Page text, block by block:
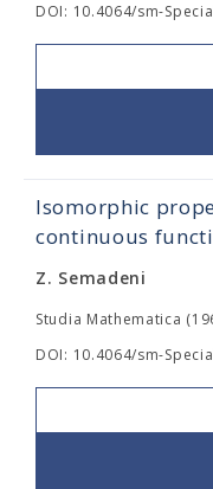
DOI: 10.4064/sm-
Isomorphic
continuous
Z. Semadeni
Studia Mathematica
DOI: 10.4064/sm-